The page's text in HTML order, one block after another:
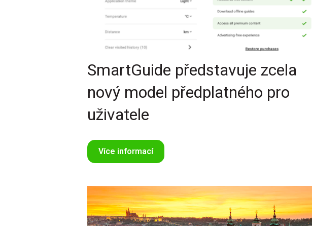
SmartGuide představuje zcela
nový model předplatného pro
uživatele
Více informací